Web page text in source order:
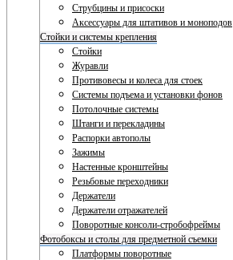
Струбцины и присоски
Аксессуары для штативов и моноподов
Стойки и системы крепления
Стойки
Журавли
Противовесы и колеса для стоек
Системы подъема и установки фонов
Потолочные системы
Штанги и перекладины
Распорки автополы
Зажимы
Настенные кронштейны
Резьбовые переходники
Держатели
Держатели отражателей
Поворотные консоли-стробофреймы
Фотобоксы и столы для предметной съемки
Платформы поворотные